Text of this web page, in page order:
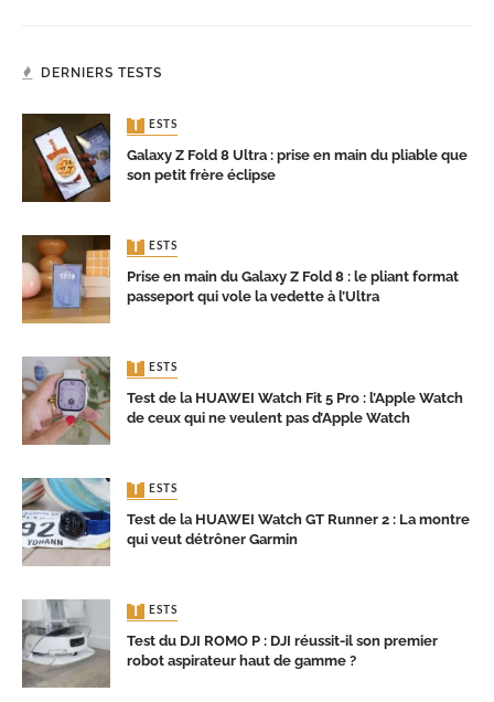
DERNIERS TESTS
TESTS
Galaxy Z Fold 8 Ultra : prise en main du pliable que
son petit frère éclipse
TESTS
Prise en main du Galaxy Z Fold 8 : le pliant format
passeport qui vole la vedette à l’Ultra
TESTS
Test de la HUAWEI Watch Fit 5 Pro : l’Apple Watch
de ceux qui ne veulent pas d’Apple Watch
TESTS
Test de la HUAWEI Watch GT Runner 2 : La montre
qui veut détrôner Garmin
TESTS
Test du DJI ROMO P : DJI réussit-il son premier
robot aspirateur haut de gamme ?